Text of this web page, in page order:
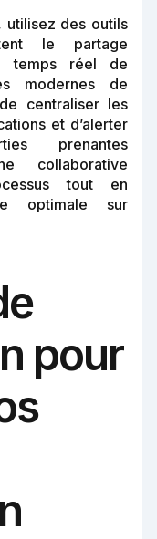
utilisez des outils
le partage
temps réel de
modernes de
centraliser les
et d’alerter
prenantes
collaborative
tout en
optimale sur
pour